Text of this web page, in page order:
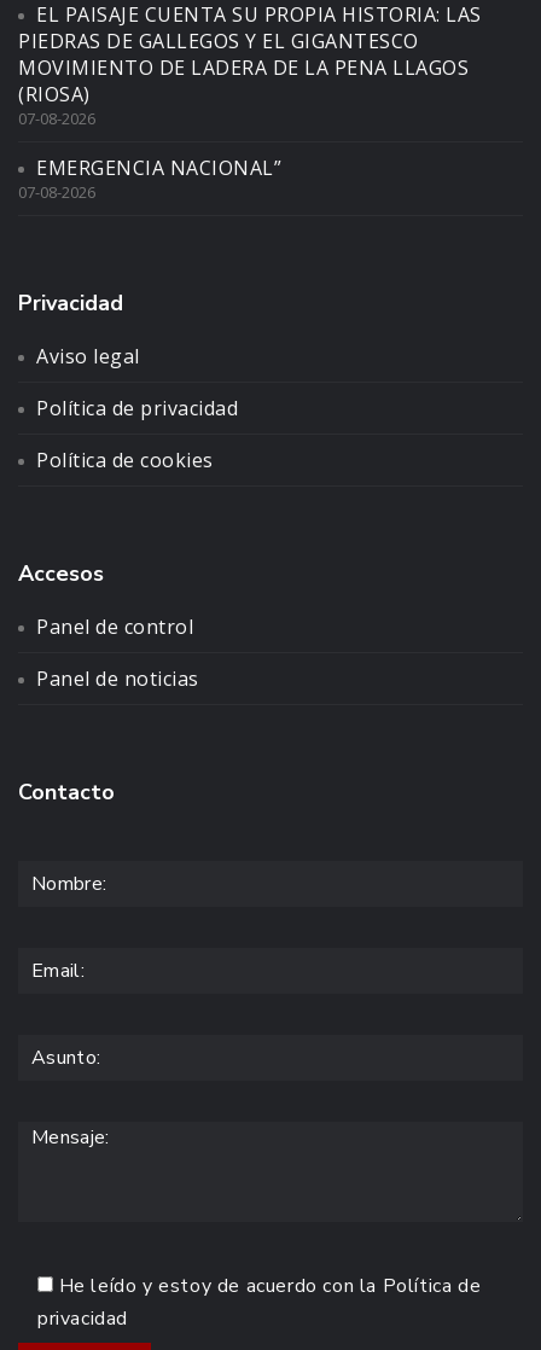
EL PAISAJE CUENTA SU PROPIA HISTORIA: LAS
PIEDRAS DE GALLEGOS Y EL GIGANTESCO
MOVIMIENTO DE LADERA DE LA PENA LLAGOS
(RIOSA)
07-08-2026
EMERGENCIA NACIONAL”
07-08-2026
Privacidad
Aviso legal
Política de privacidad
Política de cookies
Accesos
Panel de control
Panel de noticias
Contacto
He leído y estoy de acuerdo con la Política de
privacidad